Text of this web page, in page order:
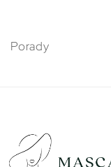
Porady